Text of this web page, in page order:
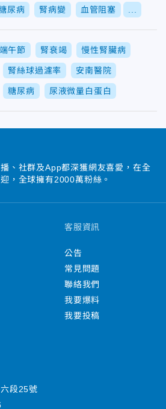
尿病 腎病變 血管阻塞
端午節 腎衰竭 慢性腎臟病
腎絲球過濾率 安南醫院
糖尿病 尿液微量白蛋白
、社群及App都深獲網友喜愛，在全
，全球擁有2000萬粉絲。
客服資訊
公告
常見問題
聯絡我們
我要爆料
我要投稿
段25號